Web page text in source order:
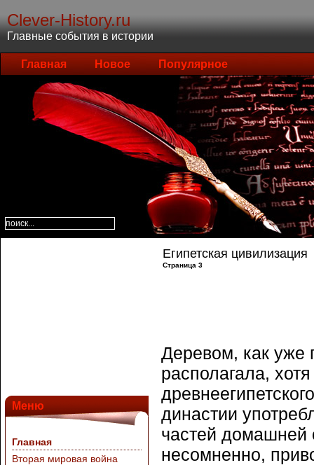
Clever-History.ru
Главные события в истории
Главная Новое Популярное
Меню
Главная
Вторая мировая война
Египетская цивилизация
Страница 3
Деревом, как уже
располагала,
династии
частей домашней
несомненно,